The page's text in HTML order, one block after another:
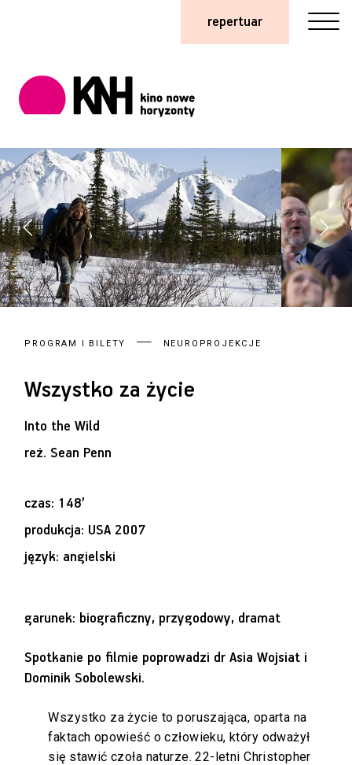
repertuar
PROGRAM I BILETY NEUROPROJEKCJE
Wszystko za życie
Into the Wild
reż. Sean Penn
czas: 148’
produkcja: USA 2007
język: angielski
garunek: biograficzny, przygodowy, dramat
Spotkanie po filmie poprowadzi dr Asia Wojsiat i
Dominik Sobolewski.
Wszystko za życie to poruszająca, oparta na
faktach opowieść o człowieku, który odważył
się stawić czoła naturze. 22-letni Christopher